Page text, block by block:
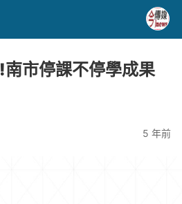
市停課不停學成果
5 年前